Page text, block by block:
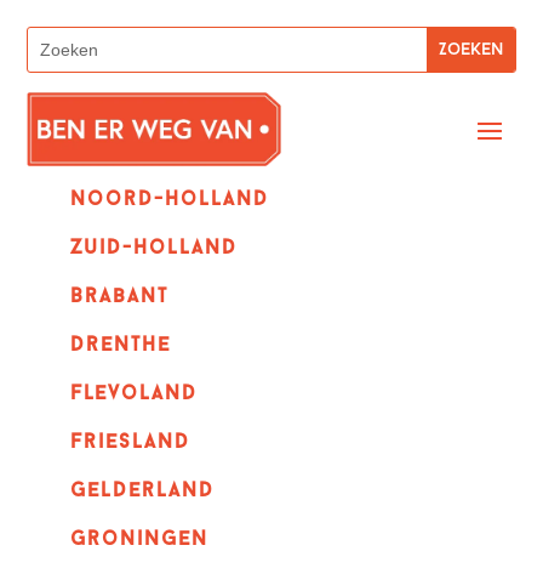
Noord-holland
zuid-holland
Brabant
Drenthe
Flevoland
Friesland
Gelderland
Groningen